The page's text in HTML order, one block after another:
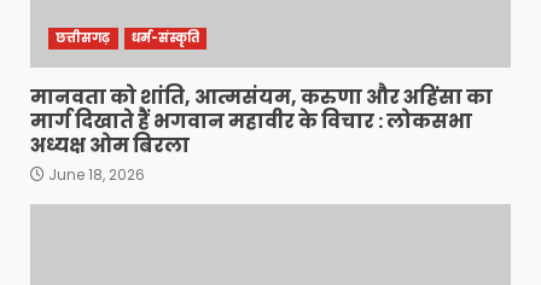
छत्तीसगढ़ धर्म-संस्कृति
मानवता को शांति, आत्मसंयम, करुणा और अहिंसा का
मार्ग दिखाते हैं भगवान महावीर के विचार : लोकसभा
अध्यक्ष ओम बिरला
June 18, 2026